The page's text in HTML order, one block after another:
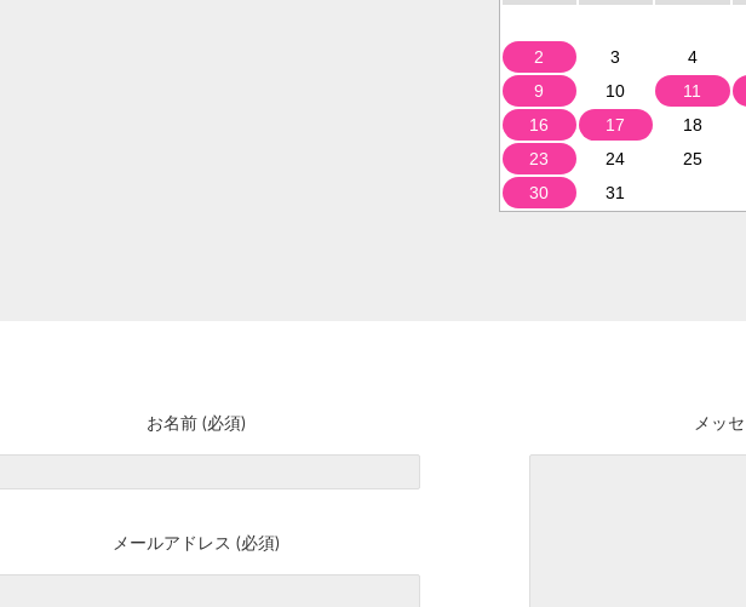
2 3
4
9
10
11
16
17
18
23
24
25
30
31
お名前 (必須)
メールアドレス (必須)
メッ